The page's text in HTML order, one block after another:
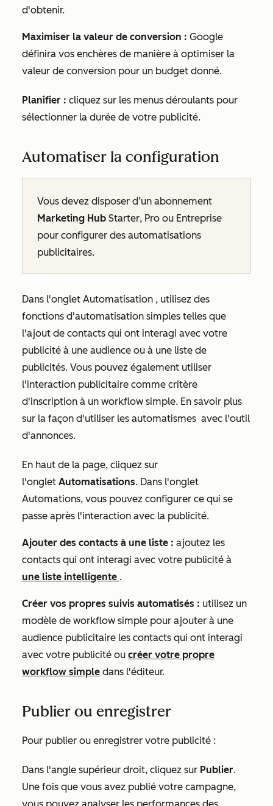
d'obtenir.
Maximiser la valeur de conversion : Google
définira vos enchères de manière à optimiser la
valeur de conversion pour un budget donné.
Planifier : cliquez sur les menus déroulants pour
sélectionner la durée de votre publicité.
Automatiser la configuration
Vous devez disposer d’un abonnement
Marketing Hub Starter, Pro ou Entreprise
pour configurer des automatisations
publicitaires.
Dans l'onglet Automatisation , utilisez des
fonctions d'automatisation simples telles que
l'ajout de contacts qui ont interagi avec votre
publicité à une audience ou à une liste de
publicités. Vous pouvez également utiliser
l'interaction publicitaire comme critère
d'inscription à un workflow simple. En savoir plus
sur la façon d'utiliser les automatismes avec l'outil
d'annonces.
En haut de la page, cliquez sur
l'onglet Automatisations. Dans l'onglet
Automations, vous pouvez configurer ce qui se
passe après l'interaction avec la publicité.
Ajouter des contacts à une liste : ajoutez les
contacts qui ont interagi avec votre publicité à
une liste intelligente .
Créer vos propres suivis automatisés : utilisez un
modèle de workflow simple pour ajouter à une
audience publicitaire les contacts qui ont interagi
avec votre publicité ou créer votre propre
workflow simple dans l'éditeur.
Publier ou enregistrer
Pour publier ou enregistrer votre publicité :
Dans l'angle supérieur droit, cliquez sur Publier.
Une fois que vous avez publié votre campagne,